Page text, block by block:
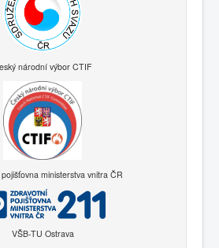
národní výbor CTIF
ministerstva vnitra ČR
VŠB-TU Ostrava